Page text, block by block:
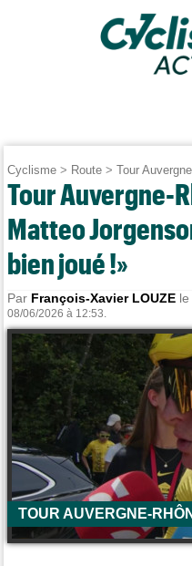
Cyclisme > Route >Tour
Tour Auvergne-
Matteo
bien joué !»
Par François-Xavier LOUZE
08/06/2026 à 12:53.
TOUR AUVERGNE-